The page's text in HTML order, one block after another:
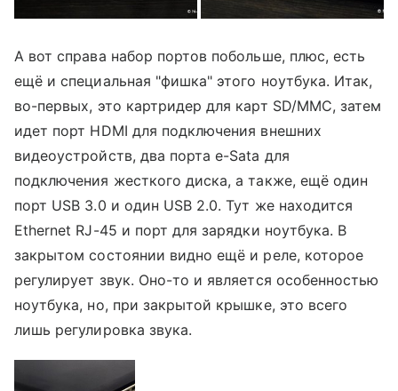
А вот справа набор портов побольше, плюс, есть
ещё и специальная "фишка" этого ноутбука. Итак,
во-первых, это картридер для карт SD/MMC, затем
идет порт HDMI для подключения внешних
видеоустройств, два порта e-Sata для
подключения жесткого диска, а также, ещё один
порт USB 3.0 и один USB 2.0. Тут же находится
Ethernet RJ-45 и порт для зарядки ноутбука. В
закрытом состоянии видно ещё и реле, которое
регулирует звук. Оно-то и является особенностью
ноутбука, но, при закрытой крышке, это всего
лишь регулировка звука.